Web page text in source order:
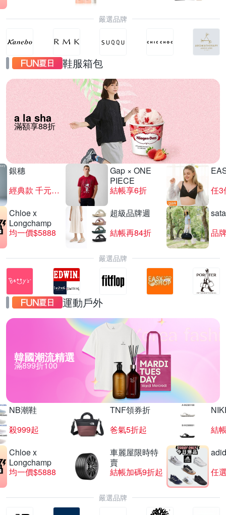
嚴選品牌
鞋服箱包
a la sha
滿額享88折
銀穗
經典款 千元有找
Gap × ONE
PIECE
結帳享6折
任3
Chloe x
Longchamp
均一價$5888
超級品牌週
結帳再84折
品
嚴選品牌
運動戶外
韓國潮流精選
滿899折100
NB潮鞋
殺999起
TNF領券折
爸氣5折起
結
Chloe x
Longchamp
均一價$5888
車麗屋限時特
賣
結帳加碼9折起
任
嚴選品牌